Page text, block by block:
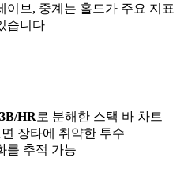
이브, 중계는 홀드가 주요 지표
습니다
HR로 분해한 스택 바 차트
장타에 취약한 투수
를 추적 가능